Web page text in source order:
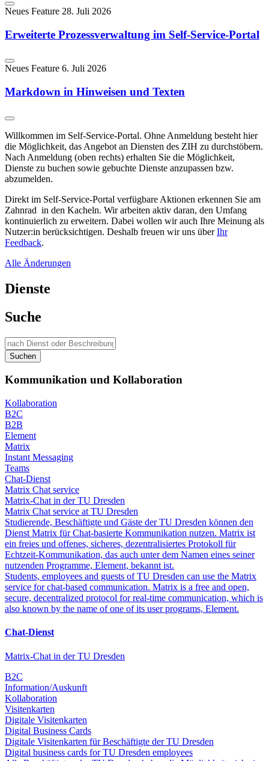
Neues Feature 28. Juli 2026
Erweiterte Prozessverwaltung im Self-Service-Portal
Neues Feature 6. Juli 2026
Markdown in Hinweisen und Texten
Willkommen im Self-Service-Portal. Ohne Anmeldung besteht hier
die Möglichkeit, das Angebot an Diensten des ZIH zu durchstöbern.
Nach Anmeldung (oben rechts) erhalten Sie die Möglichkeit,
Dienste zu buchen sowie gebuchte Dienste anzupassen bzw.
abzumelden.
Direkt im Self-Service-Portal verfügbare Aktionen erkennen Sie am
Zahnrad in den Kacheln. Wir arbeiten aktiv daran, den Umfang
kontinuierlich zu erweitern. Dabei wollen wir auch Ihre Meinung als
Nutzer:in berücksichtigen. Deshalb freuen wir uns überIhr
Feedback.
Alle Änderungen
Dienste
Suche
Suchen
Kommunikation und Kollaboration
Kollaboration
B2C
B2B
Element
Matrix
Instant Messaging
Teams
Chat-Dienst
Matrix Chat service
Matrix-Chat in der TU Dresden
Matrix Chat service at TU Dresden
Studierende, Beschäftigte und Gäste der TU Dresden können den
Dienst Matrix für Chat-basierte Kommunikation nutzen. Matrix ist
ein freies und offenes, sicheres, dezentralisiertes Protokoll für
Echtzeit-Kommunikation, das auch unter dem Namen eines seiner
nutzenden Programme, Element, bekannt ist.
Students, employees and guests of TU Dresden can use the Matrix
service for chat-based communication. Matrix is a free and open,
secure, decentralized protocol for real-time communication, which is
also known by the name of one of its user programs, Element.
Chat-Dienst
Matrix-Chat in der TU Dresden
B2C
Information/Auskunft
Kollaboration
Visitenkarten
Digitale Visitenkarten
Digital Business Cards
Digitale Visitenkarten für Beschäftigte der TU Dresden
Digital business cards for TU Dresden employees